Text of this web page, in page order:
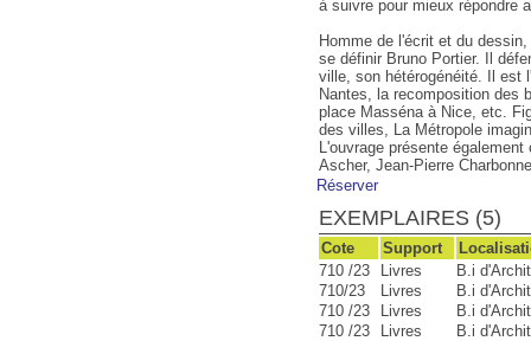
à suivre pour mieux répondre
Homme de l'écrit et du
se définir Bruno Portier. Il
ville, son hétérogénéité. Il est
Nantes, la recomposition des
place Masséna à Nice, etc.
des villes, La Métropole
L'ouvrage présente
Ascher, Jean-Pierre
Réserver
EXEMPLAIRES (5)
Cote Support
710 /23
Livres
B.i
710/23
Livres
B.i
710 /23
Livres
B.i
710 /23
Livres
B.i